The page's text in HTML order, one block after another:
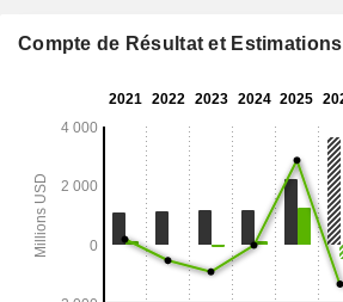
Compte de Résultat et Estimations